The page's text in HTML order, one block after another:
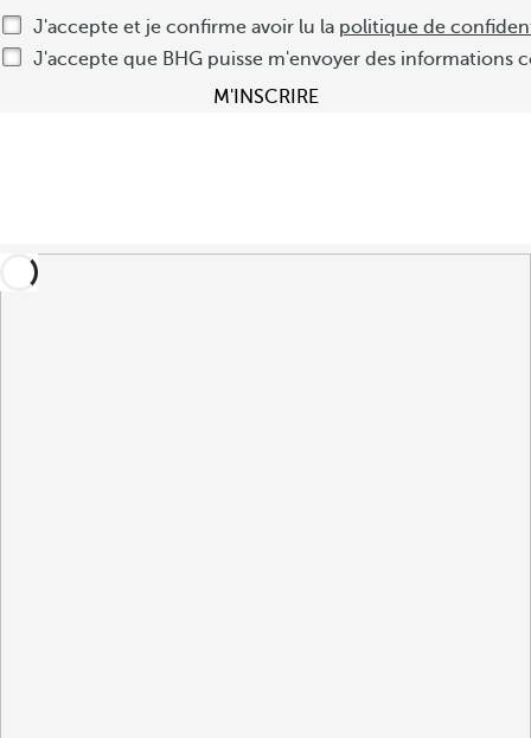
J'accepte et je confirme avoir lu la politique de
J'accepte que BHG puisse m'envoyer des informations
M'INSCRIRE